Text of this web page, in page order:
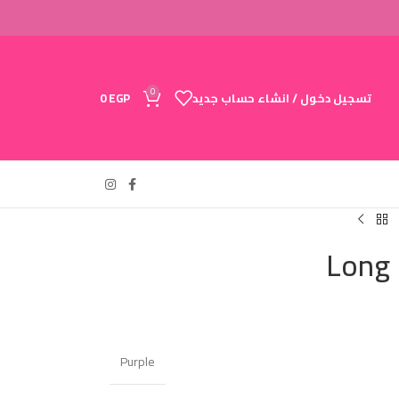
تسجيل دخول / انشاء حساب جديد 0
0EGP
Purple